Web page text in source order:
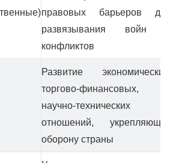
правовых барьеров
развязывания войн
конфликтов
Развитие
торгово-финансовых,
научно-технических
отношений,
оборону страны